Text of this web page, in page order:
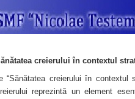
creierului în contextul
creierului în contextul
reprezintă un element